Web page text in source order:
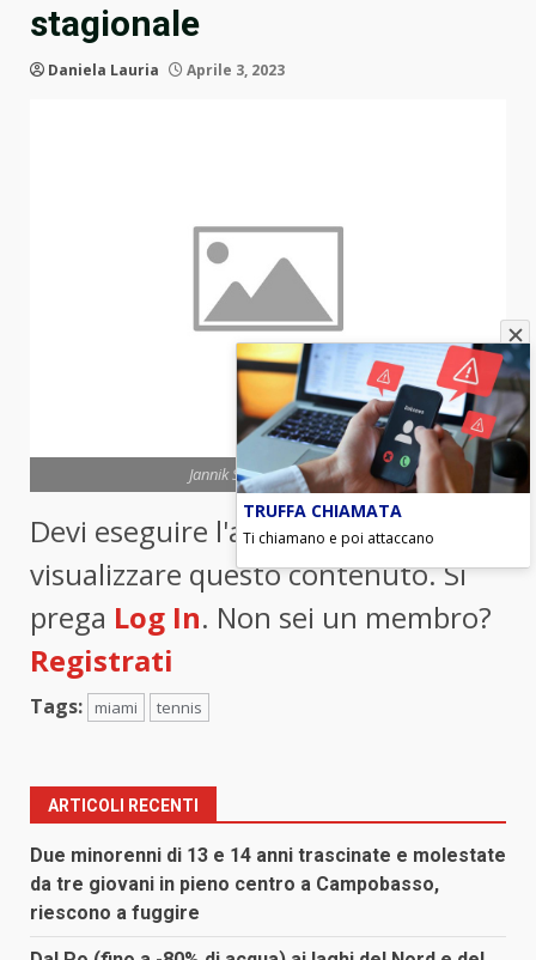
stagionale
Daniela Lauria Aprile 3, 2023
Jannik Sinner/Foto ANSA
Devi eseguire l'accesso per
visualizzare questo contenuto. Si
prega Log In. Non sei un membro?
Registrati
Tags: miami tennis
ARTICOLI RECENTI
Due minorenni di 13 e 14 anni trascinate e molestate
da tre giovani in pieno centro a Campobasso,
riescono a fuggire
TRUFFA CHIAMATA
Ti chiamano e poi attaccano